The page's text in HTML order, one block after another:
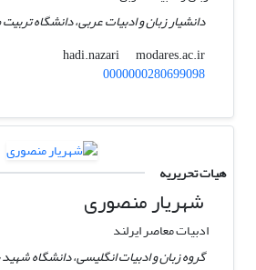
دانشیار زبان و ادبیات عربی، دانشگاه
hadi.nazari
modares.ac.ir
0000000280699098
هیات تحریریه
شهریار منصوری
ادبیات معاصر ایرلند
گروه زبان و ادبیات انگلیسی، دانشگاه